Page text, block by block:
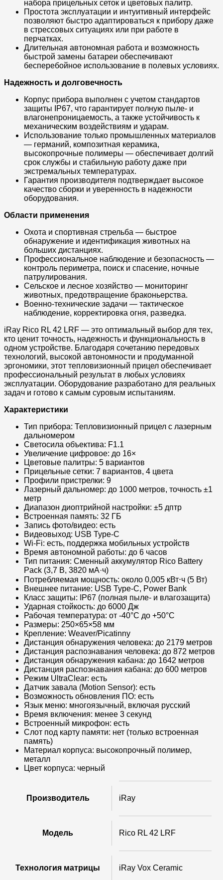
набора прицельных сеток и цветовых палитр.
Простота эксплуатации и интуитивный интерфейс
позволяют быстро адаптироваться к прибору даже
в стрессовых ситуациях или при работе в
перчатках.
Длительная автономная работа и возможность
быстрой замены батареи обеспечивают
бесперебойное использование в полевых условиях.
Надежность и долговечность
Корпус прибора выполнен с учетом стандартов
защиты IP67, что гарантирует полную пыле- и
влагонепроницаемость, а также устойчивость к
механическим воздействиям и ударам.
Использование только промышленных материалов
— германий, композитная керамика,
высокопрочные полимеры — обеспечивает долгий
срок службы и стабильную работу даже при
экстремальных температурах.
Гарантия производителя подтверждает высокое
качество сборки и уверенность в надежности
оборудования.
Области применения
Охота и спортивная стрельба — быстрое
обнаружение и идентификация животных на
больших дистанциях.
Профессиональное наблюдение и безопасность —
контроль периметра, поиск и спасение, ночные
патрулирования.
Сельское и лесное хозяйство — мониторинг
животных, предотвращение браконьерства.
Военно-технические задачи — тактическое
наблюдение, корректировка огня, разведка.
iRay Rico RL 42 LRF — это оптимальный выбор для тех,
кто ценит точность, надежность и функциональность в
одном устройстве. Благодаря сочетанию передовых
технологий, высокой автономности и продуманной
эргономики, этот тепловизионный прицел обеспечивает
профессиональный результат в любых условиях
эксплуатации. Оборудование разработано для реальных
задач и готово к самым суровым испытаниям.
Характеристики
Тип прибора: Тепловизионный прицел с лазерным
дальномером
Светосила объектива: F1.1
Увеличение цифровое: до 16×
Цветовые палитры: 5 вариантов
Прицельные сетки: 7 вариантов, 4 цвета
Профили пристрелки: 9
Лазерный дальномер: до 1000 метров, точность ±1
метр
Диапазон диоптрийной настройки: ±5 дптр
Встроенная память: 32 ГБ
Запись фото/видео: есть
Видеовыход: USB Type-C
Wi-Fi: есть, поддержка мобильных устройств
Время автономной работы: до 6 часов
Тип питания: Сменный аккумулятор Rico Battery
Pack (3,7 В, 3820 мА·ч)
Потребляемая мощность: около 0,005 кВт⋅ч (5 Вт)
Внешнее питание: USB Type-C, Power Bank
Класс защиты: IP67 (полная пыле- и влагозащита)
Ударная стойкость: до 6000 Дж
Рабочая температура: от -40°C до +50°C
Размеры: 250×65×58 мм
Крепление: Weaver/Picatinny
Дистанция обнаружения человека: до 2179 метров
Дистанция распознавания человека: до 872 метров
Дистанция обнаружения кабана: до 1642 метров
Дистанция распознавания кабана: до 600 метров
Режим UltraClear: есть
Датчик завала (Motion Sensor): есть
Возможность обновления ПО: есть
Язык меню: многоязычный, включая русский
Время включения: менее 3 секунд
Встроенный микрофон: есть
Слот под карту памяти: нет (только встроенная
память)
Материал корпуса: высокопрочный полимер,
металл
Цвет корпуса: черный
Производитель iRay
Модель Rico RL 42 LRF
Технология матрицы iRay Vox Ceramic